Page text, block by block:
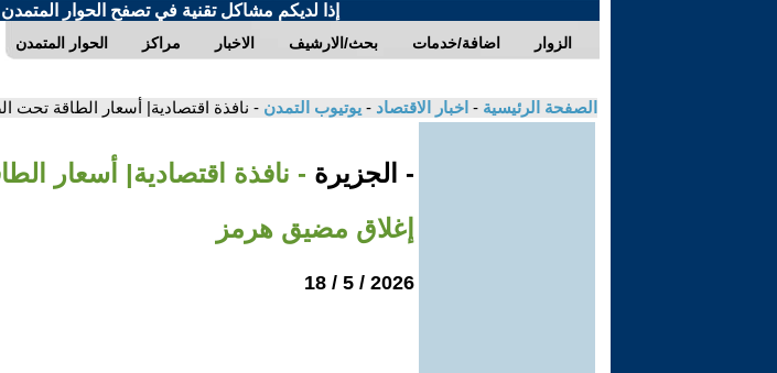
إذا لديكم مشاكل تقنية في تصفح الحوار المتمدن
الحوار المتمدن مراكز الاخبار بحث/الارشيف اضافة/خدمات الزوار
الصفحة الرئيسية - اخبار الاقتصاد - يوتيوب التمدن - نافذة اقتصادية| أسعار الطاقة
- الجزيرة - نافذة اقتصادية| أسعار
إغلاق مضيق هرمز
2026 / 5 / 18